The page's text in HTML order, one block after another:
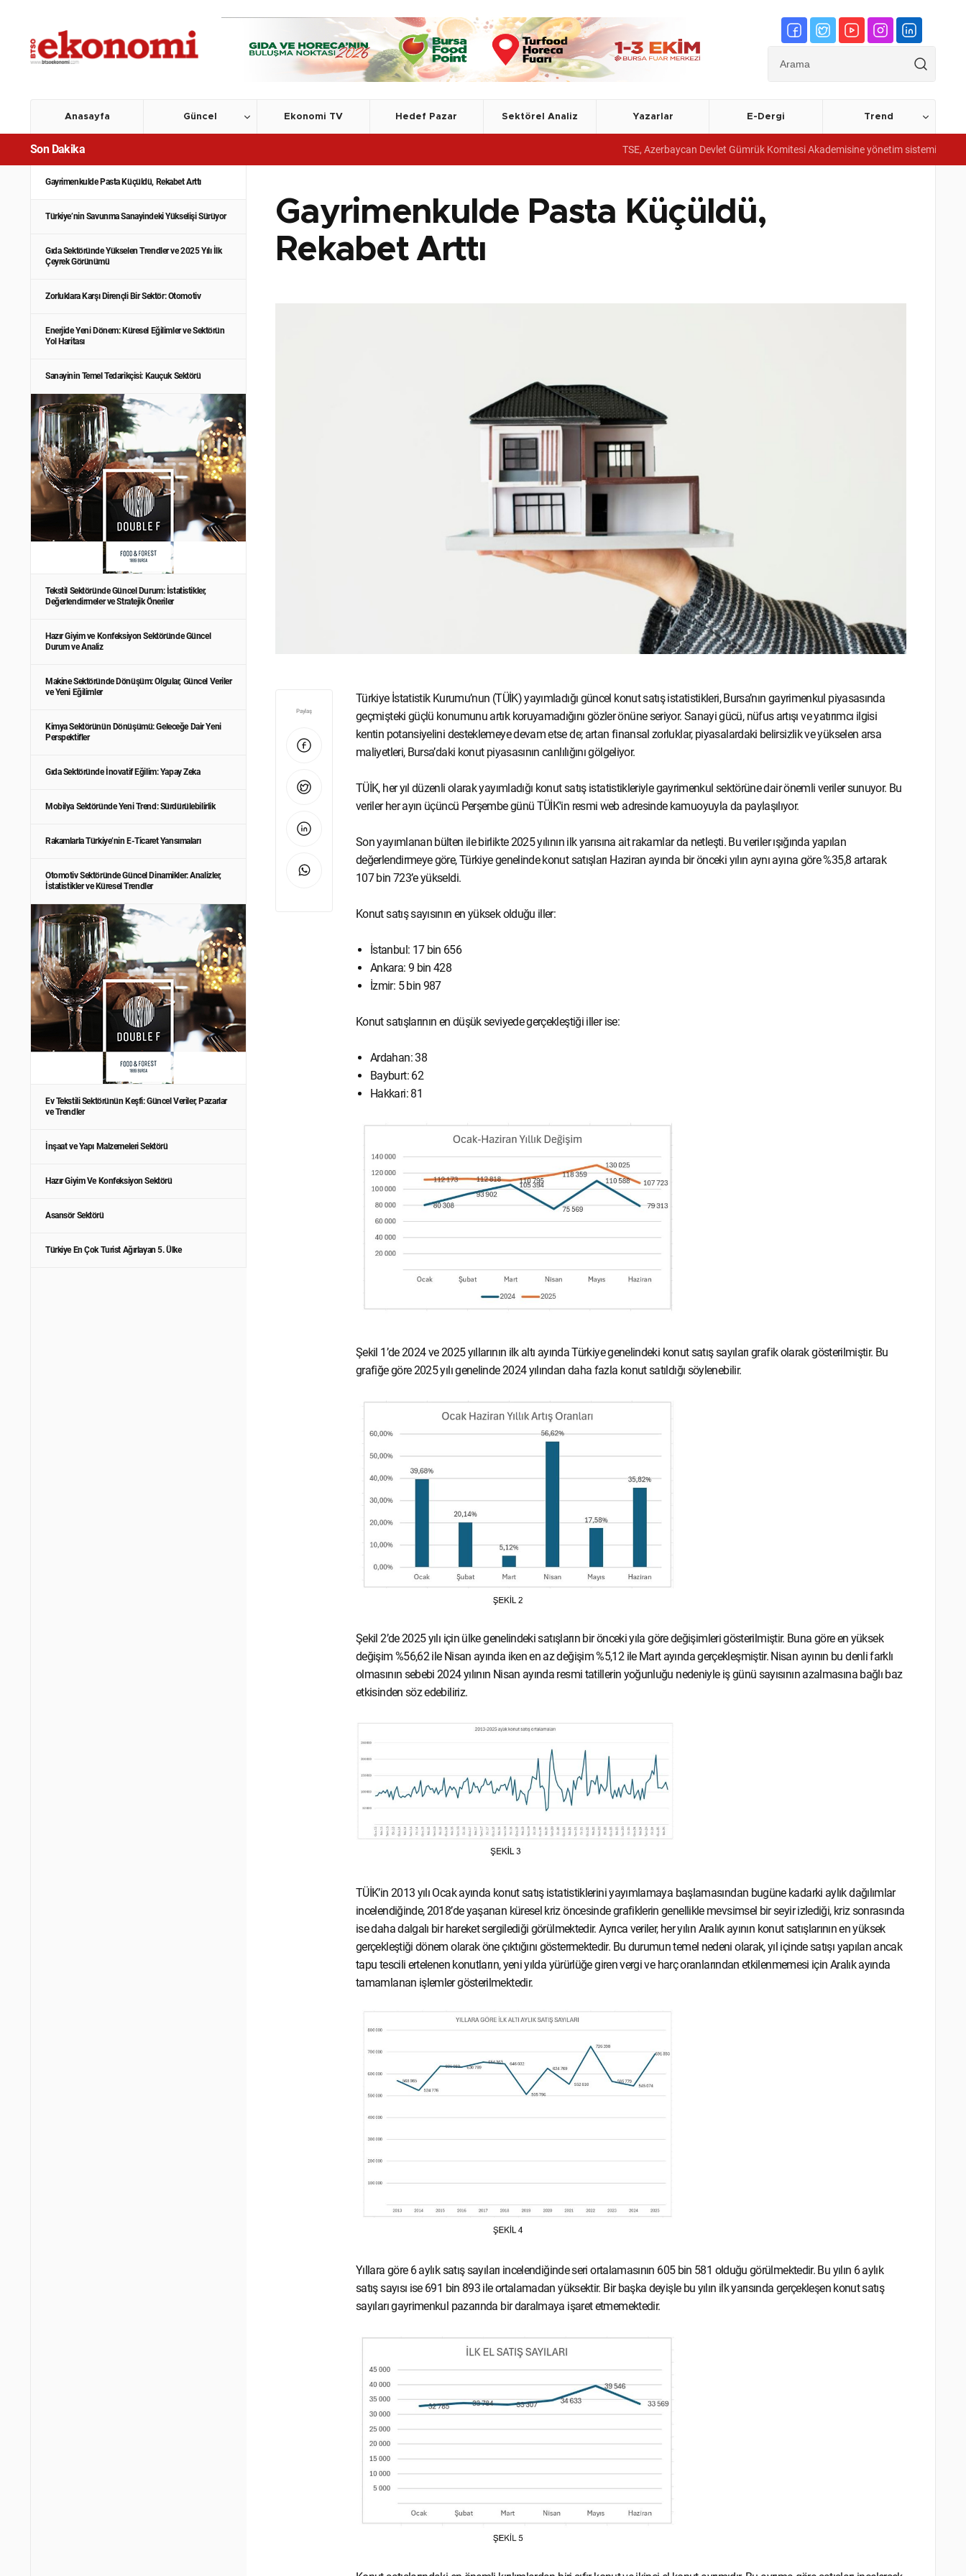
Anasayfa Güncel Ekonomi TV Hedef Pazar Sektörel Analiz Yazarlar E-Dergi Trend
Son Dakika TSE, Azerbaycan Devlet Gümrük Komitesi Akademisine yönetim sistemi belgeleri verdi
Küresel Gıda Ekonomisi Yeniden Şekilleniyor
Sağlık Hizmetleri ve Sağlık Sanayisi
Gayrimenkulde Pasta Küçüldü, Rekabet Arttı
Türkiye’nin Savunma Sanayindeki Yükselişi Sürüyor
Gıda Sektöründe Yükselen Trendler ve 2025 Yılı İlk
Çeyrek Görünümü
Zorluklara Karşı Dirençli Bir Sektör: Otomotiv
Enerjide Yeni Dönem: Küresel Eğilimler ve Sektörün
Yol Haritası
Sanayinin Temel Tedarikçisi: Kauçuk Sektörü
Tekstil Sektöründe Güncel Durum: İstatistikler,
Değerlendirmeler ve Stratejik Öneriler
Hazır Giyim ve Konfeksiyon Sektöründe Güncel
Durum ve Analiz
Makine Sektöründe Dönüşüm: Olgular, Güncel Veriler
ve Yeni Eğilimler
Kimya Sektörünün Dönüşümü: Geleceğe Dair Yeni
Perspektifler
Gıda Sektöründe İnovatif Eğilim: Yapay Zeka
Mobilya Sektöründe Yeni Trend: Sürdürülebilirlik
Rakamlarla Türkiye’nin E-Ticaret Yansımaları
Otomotiv Sektöründe Güncel Dinamikler: Analizler,
İstatistikler ve Küresel Trendler
Ev Tekstili Sektörünün Keşfi: Güncel Veriler, Pazarlar
ve Trendler
İnşaat ve Yapı Malzemeleri Sektörü
Hazır Giyim Ve Konfeksiyon Sektörü
Asansör Sektörü
Türkiye En Çok Turist Ağırlayan 5. Ülke
Gayrimenkulde Pasta Küçüldü,
Rekabet Arttı
Paylaş
Türkiye İstatistik Kurumu’nun (TÜİK) yayımladığı güncel konut satış istatistikleri, Bursa’nın gayrimenkul piyasasında
geçmişteki güçlü konumunu artık koruyamadığını gözler önüne seriyor. Sanayi gücü, nüfus artışı ve yatırımcı ilgisi
kentin potansiyelini desteklemeye devam etse de; artan finansal zorluklar, piyasalardaki belirsizlik ve yükselen arsa
maliyetleri, Bursa’daki konut piyasasının canlılığını gölgeliyor.
TÜİK, her yıl düzenli olarak yayımladığı konut satış istatistikleriyle gayrimenkul sektörüne dair önemli veriler sunuyor. Bu
veriler her ayın üçüncü Perşembe günü TÜİK'in resmi web adresinde kamuoyuyla da paylaşılıyor.
Son yayımlanan bülten ile birlikte 2025 yılının ilk yarısına ait rakamlar da netleşti. Bu veriler ışığında yapılan
değerlendirmeye göre, Türkiye genelinde konut satışları Haziran ayında bir önceki yılın aynı ayına göre %35,8 artarak
107 bin 723’e yükseldi.
Konut satış sayısının en yüksek olduğu iller:
İstanbul: 17 bin 656
Ankara: 9 bin 428
İzmir: 5 bin 987
Konut satışlarının en düşük seviyede gerçekleştiği iller ise:
Ardahan: 38
Bayburt: 62
Hakkari: 81
Şekil 1’de 2024 ve 2025 yıllarının ilk altı ayında Türkiye genelindeki konut satış sayıları grafik olarak gösterilmiştir. Bu
grafiğe göre 2025 yılı genelinde 2024 yılından daha fazla konut satıldığı söylenebilir.
Şekil 2’de 2025 yılı için ülke genelindeki satışların bir önceki yıla göre değişimleri gösterilmiştir. Buna göre en yüksek
değişim %56,62 ile Nisan ayında iken en az değişim %5,12 ile Mart ayında gerçekleşmiştir. Nisan ayının bu denli farklı
olmasının sebebi 2024 yılının Nisan ayında resmi tatillerin yoğunluğu nedeniyle iş günü sayısının azalmasına bağlı baz
etkisinden söz edebiliriz.
TÜİK’in 2013 yılı Ocak ayında konut satış istatistiklerini yayımlamaya başlamasından bugüne kadarki aylık dağılımlar
incelendiğinde, 2018’de yaşanan küresel kriz öncesinde grafiklerin genellikle mevsimsel bir seyir izlediği, kriz sonrasında
ise daha dalgalı bir hareket sergilediği görülmektedir. Ayrıca veriler, her yılın Aralık ayının konut satışlarının en yüksek
gerçekleştiği dönem olarak öne çıktığını göstermektedir. Bu durumun temel nedeni olarak, yıl içinde satışı yapılan ancak
tapu tescili ertelenen konutların, yeni yılda yürürlüğe giren vergi ve harç oranlarından etkilenmemesi için Aralık ayında
tamamlanan işlemler gösterilmektedir.
Yıllara göre 6 aylık satış sayıları incelendiğinde seri ortalamasının 605 bin 581 olduğu görülmektedir. Bu yılın 6 aylık
satış sayısı ise 691 bin 893 ile ortalamadan yüksektir. Bir başka deyişle bu yılın ilk yarısında gerçekleşen konut satış
sayıları gayrimenkul pazarında bir daralmaya işaret etmemektedir.